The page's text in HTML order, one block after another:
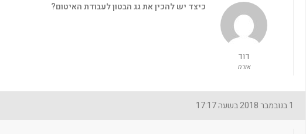
דוד
אורח
כיצד יש להכין את גג הבטון לעבודת האיטום?
1 בנובמבר 2018 בשעה 17:17